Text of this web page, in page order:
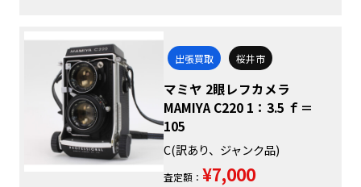
出張買取 桜井市
マミヤ 2眼レフカメラ
MAMIYA C220 1：3.5 ｆ＝
105
C(訳あり、ジャンク品)
査定額： ¥7,000